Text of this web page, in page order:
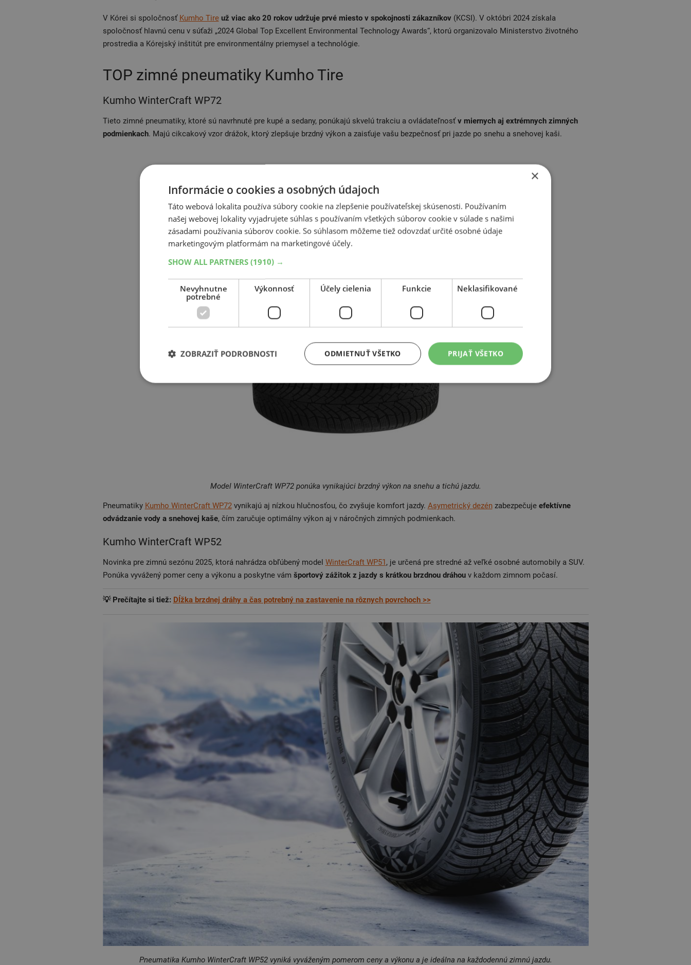
V Kórei si spoločnosť Kumho Tire už viac ako 20 rokov udržuje prvé miesto v spokojnosti zákazníkov(KCSI). V októbri 2024 získala
spoločnosť hlavnú cenu v súťaži „2024 Global Top Excellent Environmental Technology Awards“, ktorú organizovalo Ministerstvo životného
prostredia a Kórejský inštitút pre environmentálny priemysel a technológie.
TOP zimné pneumatiky Kumho Tire
Kumho WinterCraft WP72
Tieto zimné pneumatiky, ktoré sú navrhnuté pre kupé a sedany, ponúkajú skvelú trakciu a ovládateľnosťv miernych aj extrémnych zimných
podmienkach. Majú cikcakový vzor drážok, ktorý zlepšuje brzdný výkon a zaisťuje vašu bezpečnosť pri jazde po snehu a snehovej kaši.
Model WinterCraft WP72 ponúka vynikajúci brzdný výkon na snehu a tichú jazdu.
Pneumatiky Kumho WinterCraft WP72vynikajú aj nízkou hlučnosťou, čo zvyšuje komfort jazdy. Asymetrický dezénzabezpečuje efektívne
odvádzanie vody a snehovej kaše, čím zaručuje optimálny výkon aj v náročných zimných podmienkach.
Kumho WinterCraft WP52
Novinka pre zimnú sezónu 2025, ktorá nahrádza obľúbený model WinterCraft WP51, je určená pre stredné až veľké osobné automobily a SUV.
Ponúka vyvážený pomer ceny a výkonu a poskytne vám športový zážitok z jazdy s krátkou brzdnou dráhouv každom zimnom počasí.
💡 Prečítajte si tiež: Dĺžka brzdnej dráhy a čas potrebný na zastavenie na rôznych povrchoch >>
Pneumatika Kumho WinterCraft WP52 vyniká vyváženým pomerom ceny a výkonu a je ideálna na každodennú zimnú jazdu.
×
Informácie o cookies a osobných údajoch
Táto webová lokalita používa súbory cookie na zlepšenie používateľskej skúsenosti. Používaním
našej webovej lokality vyjadrujete súhlas s používaním všetkých súborov cookie v súlade s našimi
zásadami používania súborov cookie. So súhlasom môžeme tiež odovzdať určité osobné údaje
marketingovým platformám na marketingové účely.
SHOW ALL PARTNERS (1910) →
Nevyhnutne
potrebné
Výkonnosť Účely cielenia Funkcie Neklasifikované
PRIJAŤ VŠETKO
ODMIETNUŤ VŠETKO
ZOBRAZIŤ PODROBNOSTI